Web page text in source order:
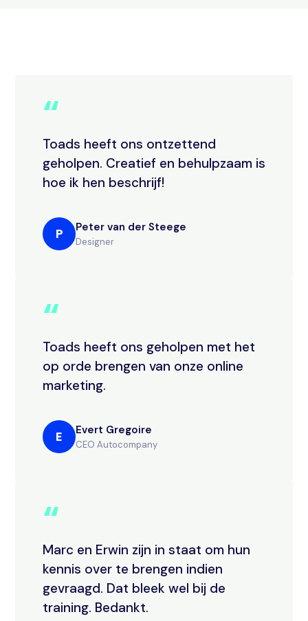
“
Toads heeft ons ontzettend
geholpen. Creatief en behulpzaam is
hoe ik hen beschrijf!
P Peter van der Steege
Designer
“
Toads heeft ons geholpen met het
op orde brengen van onze online
marketing.
E Evert Gregoire
CEO Autocompany
“
Marc en Erwin zijn in staat om hun
kennis over te brengen indien
gevraagd. Dat bleek wel bij de
training. Bedankt.